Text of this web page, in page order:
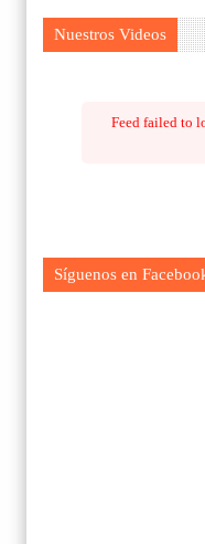
Nuestros Videos
Feed failed to
Síguenos en